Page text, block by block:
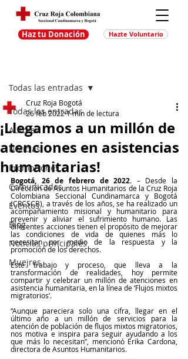
Haz tu Donación Hazte Voluntario
Todas las entradas
Autores
Noticias
Promociones
Comunicados
Eventos
Blog
Noticias principales
Muejres
Todas las entradas
¡Llegamos a un millón de
atenciones en asistencias
humanitarias!
Cruz Roja Bogotá
26 feb 20221 min de lectura
Bogotá, 26 de febrero de 2022. – Desde la
Dirección de Asuntos Humanitarios de la Cruz Roja
Colombiana Seccional Cundinamarca y Bogotá
(CRCSCB), a través de los años, se ha realizado un
acompañamiento misional y humanitario para
prevenir y aliviar el sufrimiento humano. Las
diferentes acciones tienen el propósito de mejorar
las condiciones de vida de quienes más lo
necesitan por medio de la respuesta y la
promoción de los derechos.
Este trabajo y proceso, que lleva a la
transformación de realidades, hoy permite
compartir y celebrar un millón de atenciones en
asistencia humanitaria, en la línea de ‘Flujos mixtos
migratorios’.
“Aunque pareciera solo una cifra, llegar en el
último año a un millón de servicios para la
atención de población de flujos mixtos migratorios,
nos motiva e inspira para seguir ayudando a los
que más lo necesitan”, mencionó Erika Cardona,
directora de Asuntos Humanitarios.